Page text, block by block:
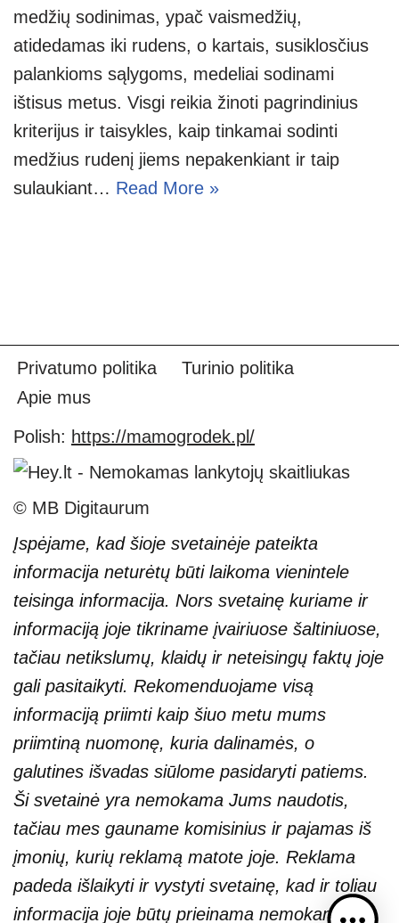
medžių sodinimas, ypač vaismedžių,
atidedamas iki rudens, o kartais, susiklosčius
palankioms sąlygoms, medeliai sodinami
ištisus metus. Visgi reikia žinoti pagrindinius
kriterijus ir taisykles, kaip tinkamai sodinti
medžius rudenį jiems nepakenkiant ir taip
sulaukiant… Read More »
Privatumo politika
Turinio politika
Apie mus
Polish: https://mamogrodek.pl/
© MB Digitaurum
Įspėjame, kad šioje svetainėje pateikta
informacija neturėtų būti laikoma vienintele
teisinga informacija. Nors svetainę kuriame ir
informaciją joje tikriname įvairiuose šaltiniuose,
tačiau netikslumų, klaidų ir neteisingų faktų joje
gali pasitaikyti. Rekomenduojame visą
informaciją priimti kaip šiuo metu mums
priimtiną nuomonę, kuria dalinamės, o
galutines išvadas siūlome pasidaryti patiems.
Ši svetainė yra nemokama Jums naudotis,
tačiau mes gauname komisinius ir pajamas iš
įmonių, kurių reklamą matote joje. Reklama
padeda išlaikyti ir vystyti svetainę, kad ir toliau
informacija joje būtų prieinama nemokamai.